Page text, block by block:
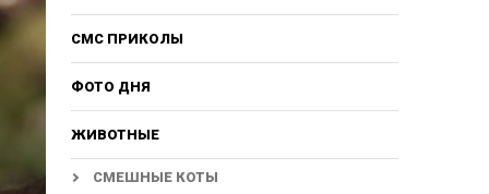
СМС ПРИКОЛЫ
ФОТО ДНЯ
ЖИВОТНЫЕ
СМЕШНЫЕ КОТЫ